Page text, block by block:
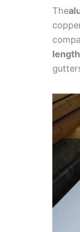
The